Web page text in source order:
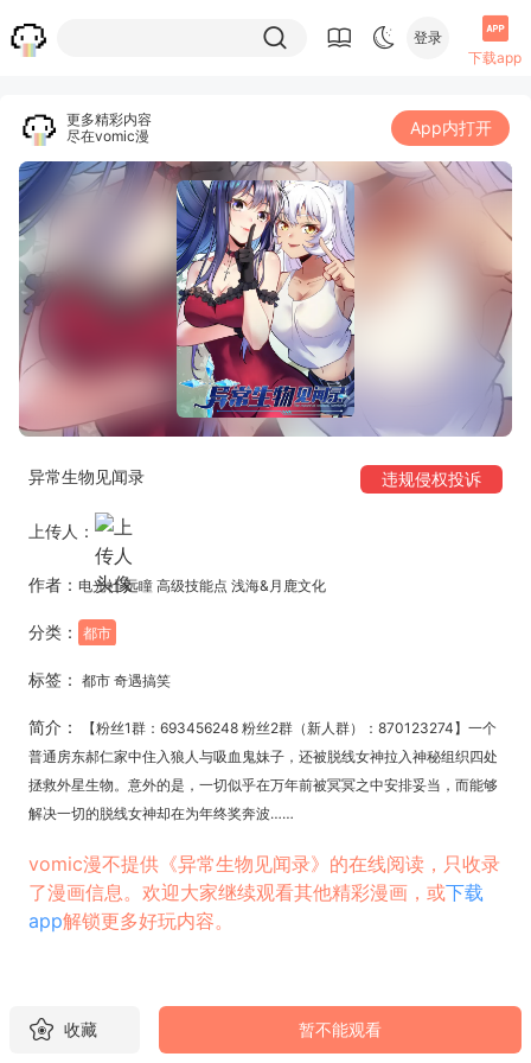
登录
下载app
更多精彩内容
尽在vomic漫
App内打开
异常生物见闻录 违规侵权投诉
上传人：
作者： 电光社 远瞳 高级技能点 浅海&月鹿文化
分类： 都市
标签： 都市 奇遇搞笑
简介：
【粉丝1群：693456248 粉丝2群（新人群）：870123274】一个
普通房东郝仁家中住入狼人与吸血鬼妹子，还被脱线女神拉入神秘组织四处
拯救外星生物。意外的是，一切似乎在万年前被冥冥之中安排妥当，而能够
解决一切的脱线女神却在为年终奖奔波……
vomic漫不提供《异常生物见闻录》的在线阅读，只收录
了漫画信息。欢迎大家继续观看其他精彩漫画，或下载
app解锁更多好玩内容。
收藏 暂不能观看